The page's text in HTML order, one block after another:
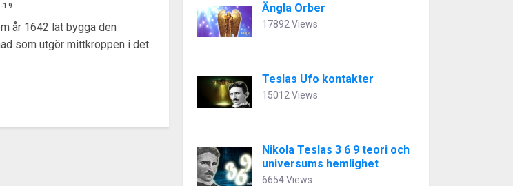
19
år 1642 lät bygga den
som utgör mittkroppen i det...
Ängla Orber
17892 Views
Teslas Ufo kontakter
15012 Views
Nikola Teslas 3 6 9 teori och
universums hemlighet
6654 Views